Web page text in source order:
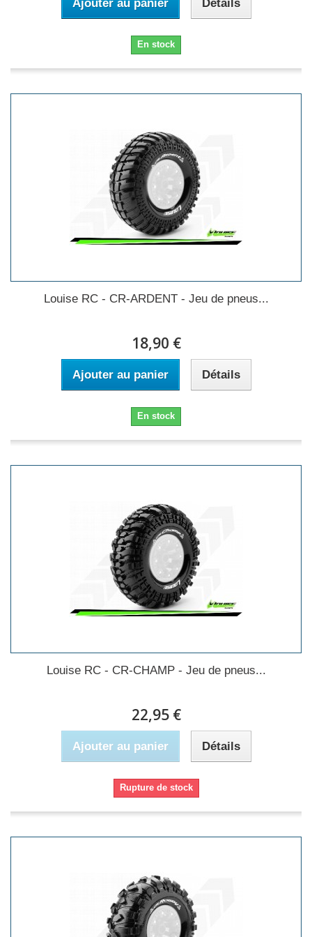
Ajouter au panier Détails
En stock
Louise RC - CR-ARDENT - Jeu de pneus...
18,90 €
Ajouter au panier Détails
En stock
Louise RC - CR-CHAMP - Jeu de pneus...
22,95 €
Ajouter au panier Détails
Rupture de stock